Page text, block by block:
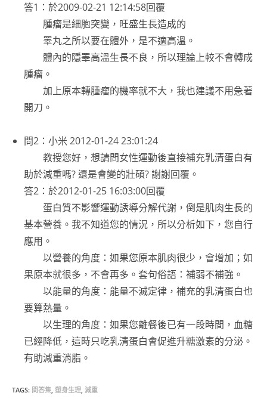
答1：於2009-02-21 12:14:58回覆
腫瘤是細胞突變，旺盛生長造成的
睪丸之所以要在體外，是不適高溫。
體內的隱睪高溫生長不良，所以理論上較不會轉成
腫瘤。
加上原本轉腫瘤的機率就不大，我也建議不用急著
開刀。
問2：小米 2012-01-24 23:01:24
教授您好，想請問女性運動後直接補充乳清蛋白有
助於減重嗎? 還是會變的壯碩? 謝謝回覆。
答2：於2012-01-25 16:03:00回覆
蛋白質不影響運動誘導分解代謝，倒是肌肉生長的
基本營養。我不知道您的情況，所以分析如下，您自行
應用。
以營養的角度：如果您原本肌肉很少，會增加；如
果原本就很多，不會再多。套句俗語：補弱不補強。
以能量的角度：能量不滅定律，補充的乳清蛋白也
要算熱量。
以生理的角度：如果您離餐後已有一段時間，血糖
已經降低，這時只吃乳清蛋白會促進升糖激素的分泌。
有助減重消脂。
TAGS: 問答集, 塑身生理, 減重